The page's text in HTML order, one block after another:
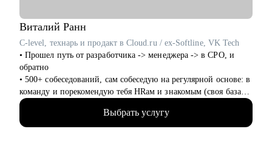
Виталий Ранн
C-level, технарь и продакт в Cloud.ru / ex-Softline, VK Tech
• Прошел путь от разработчика -> менеджера -> в CPO, и
обратно
• 500+ собеседований, сам собеседую на регулярной основе: в
команду и порекомендую тебя HRам и знакомым (своя база
100+ HRов и HR-tech компаний)
• CPO в облачном провайдере, в облаках 8+ лет
• Технический менеджер, 7+ лет, бывший разработчик
Выбрать услугу